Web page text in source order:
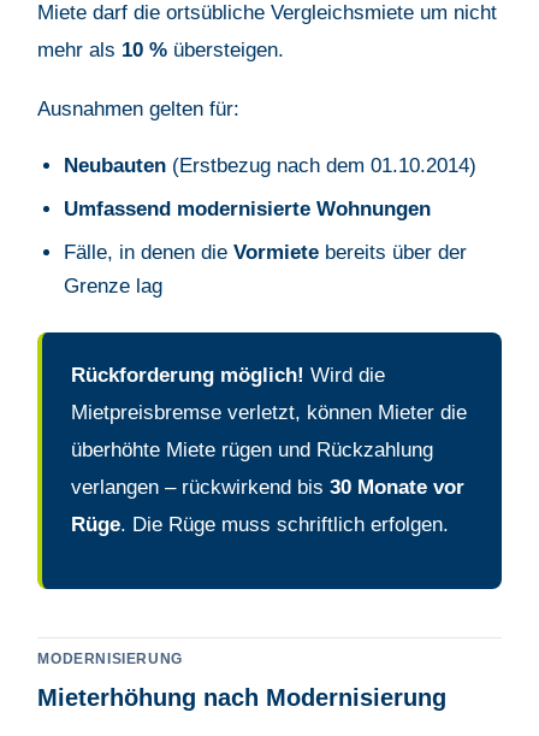
Miete darf die ortsübliche Vergleichsmiete um nicht
mehr als 10 % übersteigen.
Ausnahmen gelten für:
Neubauten (Erstbezug nach dem 01.10.2014)
Umfassend modernisierte Wohnungen
Fälle, in denen dieVormiete bereits über der
Grenze lag
Rückforderung möglich! Wird die
Mietpreisbremse verletzt, können Mieter die
überhöhte Miete rügen und Rückzahlung
verlangen – rückwirkend bis30 Monate vor
Rüge. Die Rüge muss schriftlich erfolgen.
MODERNISIERUNG
Mieterhöhung nach Modernisierung